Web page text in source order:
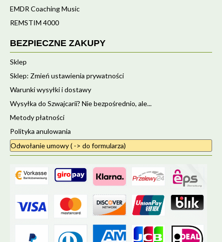
EMDR Coaching Music
REMSTIM 4000
BEZPIECZNE ZAKUPY
Sklep
Sklep: Zmień ustawienia prywatności
Warunki wysyłki i dostawy
Wysyłka do Szwajcarii? Nie bezpośrednio, ale...
Metody płatności
Polityka anulowania
Odwołanie umowy ( -> do formularza)